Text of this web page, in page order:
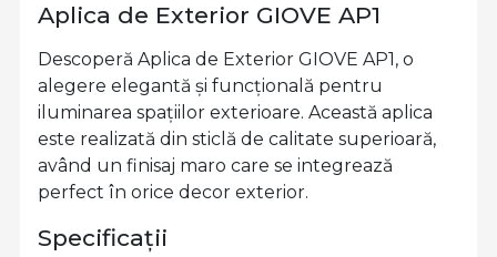
Aplica de Exterior GIOVE AP1
Descoperă Aplica de Exterior GIOVE AP1, o
alegere elegantă și funcțională pentru
iluminarea spațiilor exterioare. Această aplica
este realizată din sticlă de calitate superioară,
având un finisaj maro care se integrează
perfect în orice decor exterior.
Specificații